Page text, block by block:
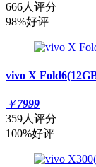
666人评分
98%好评
vivo X
￥7999
359人评分
100%好评